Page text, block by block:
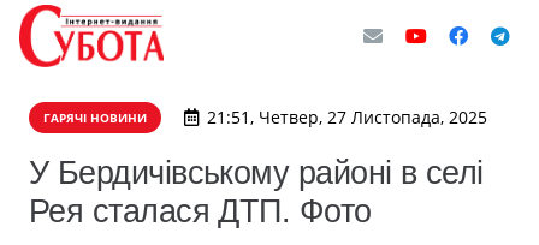
ГАРЯЧІ НОВИНИ 21:51, Четвер, 27 Листопада, 2025
У Бердичівському районі в селі
Рея сталася ДТП. Фото